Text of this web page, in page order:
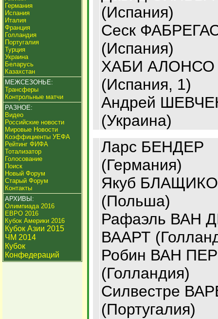
Германия
Испания
Италия
Франция
Голландия
Португалия
Турция
Украина
Беларусь
Казахстан
МЕЖСЕЗОНЬЕ:
Трансферы
Контрольные матчи
РАЗНОЕ:
Видео
Российские новости
Мировые Новости
Коэффициенты УЕФА
Рейтинг ФИФА
Тотализатор
Голосование
Поиск
Новый Форум
Старый Форум
Контакты
АРХИВЫ:
Олимпиада 2016
ЕВРО 2016
Кубок Америки 2016
Кубок Азии 2015
ЧМ 2014
Кубок
Конфедераций
(Испания)
Сеск
(Испания)
ХАБИ АЛОНСО
(Испания, 1)
Андрей
(Украина)
Ларс БЕНДЕР
(Германия)
Якуб
(Польша)
Рафаэль ВАН
ВААРТ
Робин ВАН
(Голландия)
Силвестре
(Португалия)